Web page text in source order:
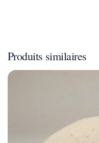
Produits similaires